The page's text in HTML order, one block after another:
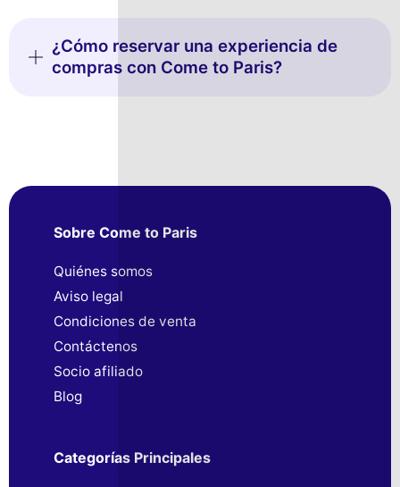
¿Cómo reservar una experiencia de
compras con Come to Paris?
Sobre Come to Paris
Quiénes somos
Aviso legal
Condiciones de venta
Contáctenos
Socio afiliado
Blog
Categorías Principales